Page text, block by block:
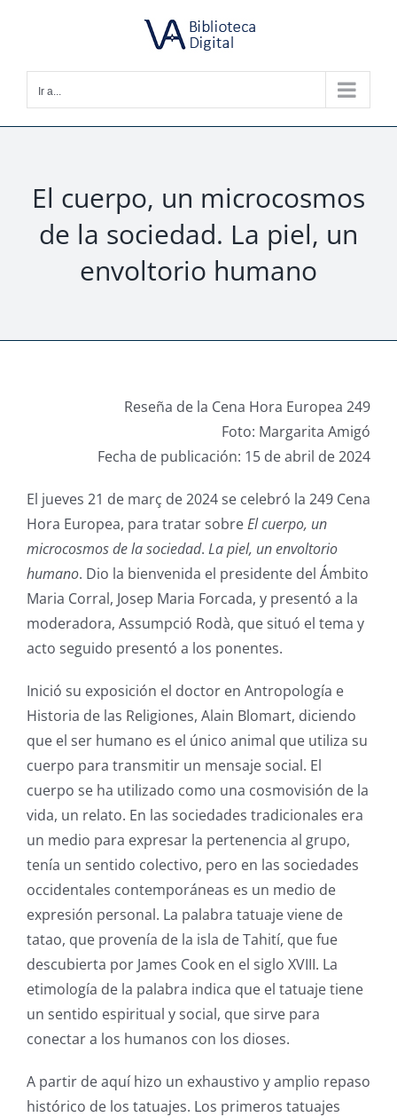
Ir a...
El cuerpo, un microcosmos
de la sociedad. La piel, un
envoltorio humano
Reseña de la Cena Hora Europea 249
Foto: Margarita Amigó
Fecha de publicación: 15 de abril de 2024
El jueves 21 de març de 2024 se celebró la 249 Cena
Hora Europea, para tratar sobreEl cuerpo, un
microcosmos de la sociedad. La piel, un envoltorio
humano. Dio la bienvenida el presidente del Ámbito
Maria Corral, Josep Maria Forcada, y presentó a la
moderadora, Assumpció Rodà, que situó el tema y
acto seguido presentó a los ponentes.
Inició su exposición el doctor en Antropología e
Historia de las Religiones, Alain Blomart, diciendo
que el ser humano es el único animal que utiliza su
cuerpo para transmitir un mensaje social. El
cuerpo se ha utilizado como una cosmovisión de la
vida, un relato. En las sociedades tradicionales era
un medio para expresar la pertenencia al grupo,
tenía un sentido colectivo, pero en las sociedades
occidentales contemporáneas es un medio de
expresión personal. La palabra tatuaje viene de
tatao, que provenía de la isla de Tahití, que fue
descubierta por James Cook en el siglo XVIII. La
etimología de la palabra indica que el tatuaje tiene
un sentido espiritual y social, que sirve para
conectar a los humanos con los dioses.
A partir de aquí hizo un exhaustivo y amplio repaso
histórico de los tatuajes. Los primeros tatuajes